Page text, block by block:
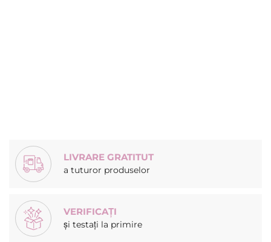
LIVRARE GRATITUT
a tuturor produselor
VERIFICAȚI
și testați la primire